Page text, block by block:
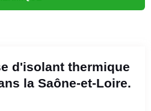
d'isolant thermique
la Saône-et-Loire.